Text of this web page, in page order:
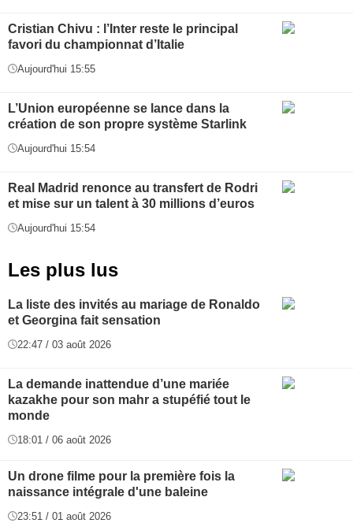
Cristian Chivu : l’Inter reste le principal
favori du championnat d’Italie
Aujourd'hui 15:55
L’Union européenne se lance dans la
création de son propre système Starlink
Aujourd'hui 15:54
Real Madrid renonce au transfert de Rodri
et mise sur un talent à 30 millions d’euros
Aujourd'hui 15:54
Les plus lus
La liste des invités au mariage de Ronaldo
et Georgina fait sensation
22:47 / 03 août 2026
La demande inattendue d’une mariée
kazakhe pour son mahr a stupéfié tout le
monde
18:01 / 06 août 2026
Un drone filme pour la première fois la
naissance intégrale d'une baleine
23:51 / 01 août 2026